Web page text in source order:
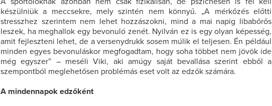
készülniük a meccsekre, mely szintén nem könnyű. „A mérkőzés előtti
stresszhez szerintem nem lehet hozzászokni, mind a mai napig libabőrős
leszek, ha meghallok egy bevonuló zenét. Nyilván ez is egy olyan képesség,
amit fejleszteni lehet, de a versenydrukk sosem múlik el teljesen. Én például
minden egyes bevonuláskor megfogadtam, hogy soha többet nem jövök ide
még egyszer” – meséli Viki, aki amúgy saját bevallása szerint ebből a
szempontból meglehetősen problémás eset volt az edzők számára.
A mindennapok edzőként